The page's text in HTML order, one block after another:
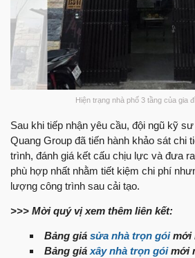
Hiện trạng nhà phố 3 tầng của gia
Sau khi tiếp nhận yêu cầu, đội ngũ kỹ
Quang Group đã tiến hành khảo sát chi
trình, đánh giá kết cấu chịu lực và đưa
phù hợp nhất nhằm tiết kiệm chi phí
lượng công trình sau cải tạo.
>>> Mời quý vị xem thêm liên kết:
Bảng giá sửa nhà trọn góimới
Bảng giá xây nhà trọn góimới